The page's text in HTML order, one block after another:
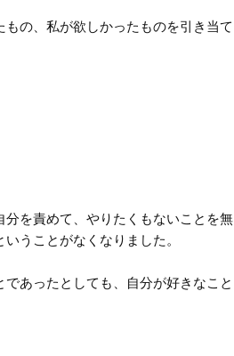
の、私が欲しかったものを引き当て
を責めて、やりたくもないことを無
うことがなくなりました。
あったとしても、自分が好きなこと